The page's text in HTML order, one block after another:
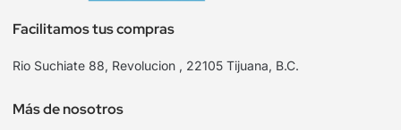
Facilitamos tus compras
Rio Suchiate 88, Revolucion , 22105 Tijuana, B.C.
Más de nosotros